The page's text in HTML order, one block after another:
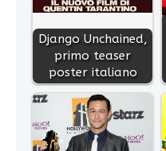
Django Unchained,
primo teaser
poster italiano